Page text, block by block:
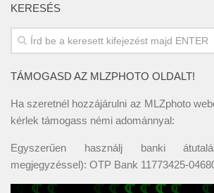
KERESÉS
TÁMOGASD AZ MLZPHOTO OLDALT!
Ha szeretnél hozzájárulni az MLZphoto
kérlek támogass némi adománnyal:
Egyszerűen használj banki
megjegyzéssel): OTP Bank 11773425-